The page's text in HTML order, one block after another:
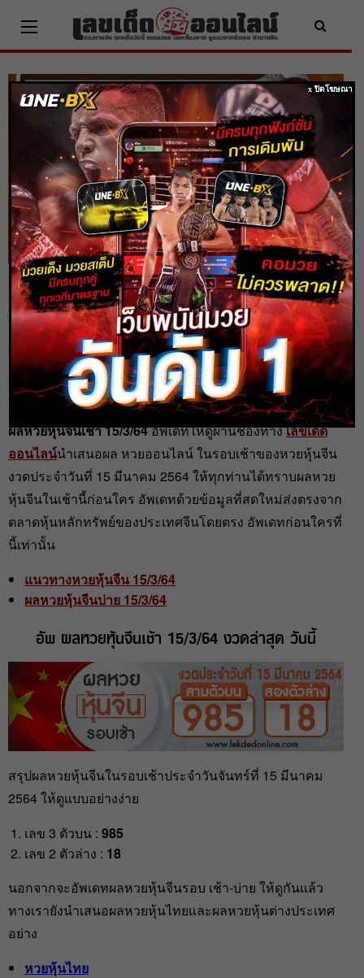
content
ผลหวยหุ้นจีนเช้า 15/3/64 ผลหวยหุ้นวันนี้
ตรวจเช็คผลหวยหุ้นก่อนใคร
Home ตรวจหวย ผลหวยหุ้นจีนเช้า 15/3/64 ผลหวยหุ้นวันนี้ ตรวจเช็คผลหวยหุ้นก่อนใคร
admin 15 มี.ค. 2021
ผลหวยหุ้นจีนเช้า 15/3/64อัพเดทให้ดูผ่านช่องทางเลขเด็ด
ออนไลน์นำเสนอผล หวยออนไลน์ ในรอบเช้าของหวยหุ้นจีน
งวดประจำวันที่ 15 มีนาคม 2564 ให้ทุกท่านได้ทราบผลหวย
หุ้นจีนในเช้านี้ก่อนใคร อัพเดทด้วยข้อมูลที่สดใหม่ส่งตรงจาก
ตลาดหุ้นหลักทรัพย์ของประเทศจีนโดยตรง อัพเดทก่อนใครที่
นี้เท่านั้น
แนวทางหวยหุ้นจีน 15/3/64
ผลหวยหุ้นจีนบ่าย 15/3/64
อัพ ผลหวยหุ้นจีนเช้า 15/3/64 งวดล่าสุด วันนี้
สรุปผลหวยหุ้นจีนในรอบเช้าประจำวันจันทร์ที่ 15 มีนาคม
2564 ให้ดูแบบอย่างง่าย
เลข 3 ตัวบน : 985
เลข 2 ตัวล่าง : 18
นอกจากจะอัพเดทผลหวยหุ้นจีนรอบ เช้า-บ่าย ให้ดูกันแล้ว
ทางเรายังนำเสนอผลหวยหุ้นไทยและผลหวยหุ้นต่างประเทศ
อย่าง
หวยหุ้นไทย
x ปิดโฆษณา